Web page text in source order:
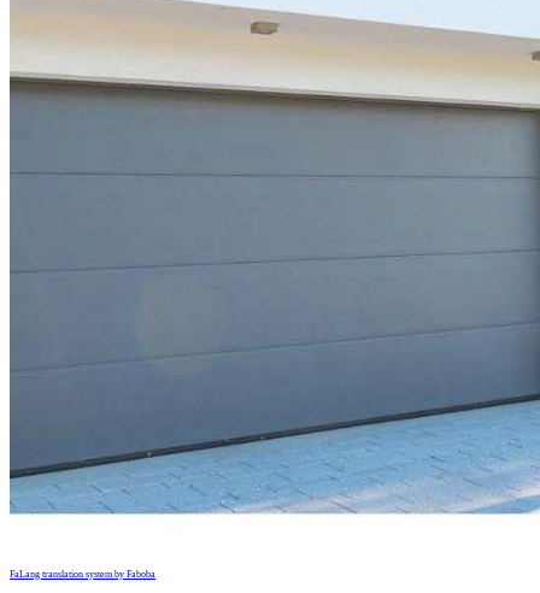
FaLang translation system by Faboba